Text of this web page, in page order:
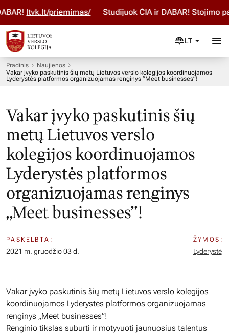
ltvk.lt/priemimas/ Studijuok ČIA ir DABAR! Stojimo
LT
Pradinis
Naujienos
Vakar įvyko paskutinis šių metų Lietuvos verslo kolegijos koordinuojamos
Lyderystės platformos organizuojamas renginys “Meet businesses”!
Vakar įvyko paskutinis šių
metų Lietuvos verslo
kolegijos koordinuojamos
Lyderystės platformos
organizuojamas renginys
„Meet businesses”!
PASKELBTA:
2021 m. gruodžio 03 d.
ŽYMOS:
Lyderystė
Vakar įvyko paskutinis šių metų Lietuvos verslo kolegijos
koordinuojamos Lyderystės platformos organizuojamas
renginys „Meet businesses”!
Renginio tikslas suburti ir motyvuoti jaunuosius talentus